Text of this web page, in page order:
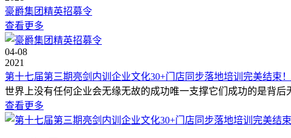
豪爵集团精英招募令
查看更多
04-08
2021
第十七届第三期亮剑内训企业文化30+门店同步落地培训完美结束！
世界上没有任何企业会无缘无故的成功唯一支撑它们成功的是背
查看更多